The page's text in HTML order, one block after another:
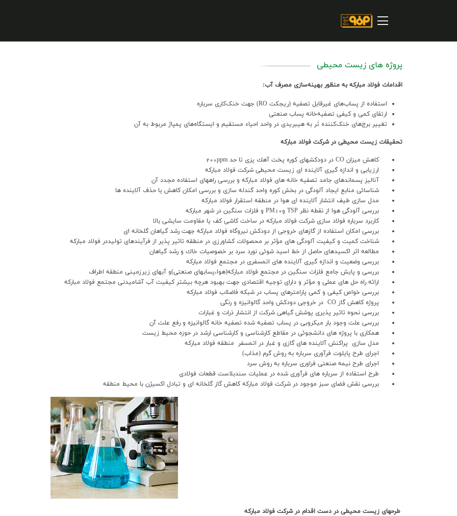
درباره شرکت
خرید و تامین کنندگان
ارتباطات و توسعه برند سازمانی
مسئولیت های اجتماعی
پروژه های سرمایه گذاری
پایداری
سهامداران
ارتباط با ما
پروژه های زیست محیطی
اقدامات فولاد مبارکه به منظور بهینه‌سازی مصرف آب:
استفاده از پساب‌های غیرقابل تصفیه (ریجکت RO) جهت خنک‌کاری سرباره
ارتقای کمی و کیفی تصفیه‌خانه پساب صنعتی
تغییر برج‌های خنک‌کننده تَر به هیبریدی در واحد احیاء مستقیم و ایستگاه‌های پمپاژ مربوط به آن
تحقيقات زيست محيطي در شرکت فولاد مبارکه
كاهش ميزان CO در دودكشهاي كوره پخت آهك پزي تا حد 200ppm
ارزيابي و اندازه گيري آلاينده اي زيست محيطي شركت فولاد مباركه
آناليز پسماندهاي جامد تصفيه خانه هاي فولاد مباركه و بررسي راههاي استفاده مجدد آن
شناسائي منابع ايجاد آلودگي در بخش كوره واحد گندله سازي و بررسي امكان كاهش يا حذف آلاينده ها
مدل سازي طيف انتشار آلاينده اي هوا در منطقه استقرار فولاد مباركه
بررسي آلودگي هوا از نقطه نظر TSP وPM10 و فلزات سنگين در شهر مباركه
كاربرد سرباره فولاد سازي شركت فولاد مباركه در ساخت كاشي كف يا مقاومت سايشي بالا
بررسي امكان استفاده از گازهاي خروجي از دودكش نيروگاه فولاد مباركه جهت رشد گياهان گلخانه اي
شناخت كميت و كيفيت آلودگي هاي مؤثر بر محصولات كشاورزي در منطقه تاثير پذير از فرآيندهاي توليددر فولاد مباركه
مطالعه اثر اكسيدهاي حاصل از خط اسيد شوئي نورد سرد بر خصوصيات خاك و رشد گياهان
بررسي وضعيت و اندازه گيري آلاينده هاي اتمسفري در مجتمع فولاد مباركه
بررسي و پايش جامع فلزات سنگين در مجتمع فولاد مباركه(هوا،پسابهاي صنعتي)و آبهاي زيرزميني منطقه اطراف
ارائه راه حل هاي عملي و مؤثر و داراي توجيه اقتصادي جهت بهبود هرچه بيشتر كيفيت آب آشاميدني مجتمع فولاد مباركه
بررسي خواص كيفي و كمي پارامترهاي پساب در شبكه فاضلاب فولاد مباركه
پروژه کاهش گاز CO در خروجي دودکش واحد گالوانيزه و رنگي
بررسي نحوه تاثير پذيري پوشش گياهي شرکت از انتشار ذرات و غبارات
بررسي علت وجود بار ميکروبي در پساب تصفيه شده تصفيه خانه گالوانيزه و رفع علت آن
همکاري با پروژه هاي دانشجوئي در مقاطع کارشناسي و کارشناسي ارشد در حوزه محيط زيست
مدل سازي پراکنش آلاينده هاي گازي و غبار در اتمسفر منطقه فولاد مبارکه
اجراي طرح پايلوت فرآوري سرباره به روش گرم (مذاب)
اجراي طرح نيمه صنعتي فراوري سرباره به روش سرد
طرح استفاده از سرباره هاي فرآوري شده در عمليات سندبلاست قطعات فولادي
بررسي نقش فضاي سبز موجود در شرکت فولاد مبارکه کاهش گاز گلخانه اي و تبادل اکسيژن با محيط منطقه
طرحهاي زيست محيطي در دست اقدام در شرکت فولاد مبارکه